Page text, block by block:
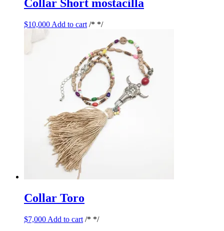
Collar Short mostacilla
$10,000 Add to cart /* */
Collar Toro
$7,000 Add to cart /* */